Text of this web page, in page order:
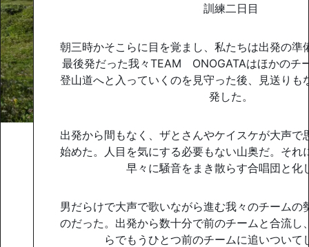
訓練二日目
朝三時かそこらに目を覚まし、私たちは出発の準
最後発だった我々TEAM ONOGATAはほかのチ
登山道へと入っていくのを見守った後、見送りも
発した。
出発から間もなく、ザとさんやケイスケが大声で
始めた。人目を気にする必要もない山奥だ。それ
早々に騒音をまき散らす合唱団と化
男だらけで大声で歌いながら進む我々のチームの
のだった。出発から数十分で前のチームと合流し
らでもうひとつ前のチームに追いついて